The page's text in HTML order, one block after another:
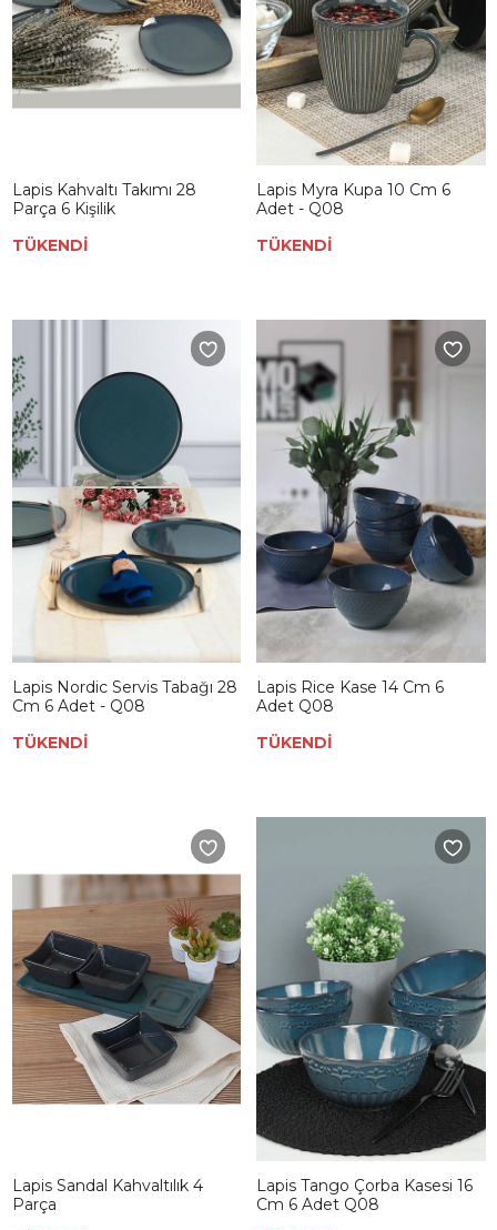
Lapis Kahvaltı Takımı 28
Parça 6 Kişilik
TÜKENDİ
Lapis Myra Kupa 10 Cm 6
Adet - Q08
TÜKENDİ
Lapis Nordic Servis Tabağı 28
Cm 6 Adet - Q08
TÜKENDİ
Lapis Rice Kase 14 Cm 6
Adet Q08
TÜKENDİ
Lapis Sandal Kahvaltılık 4
Parça
Lapis Tango Çorba Kasesi 16
Cm 6 Adet Q08